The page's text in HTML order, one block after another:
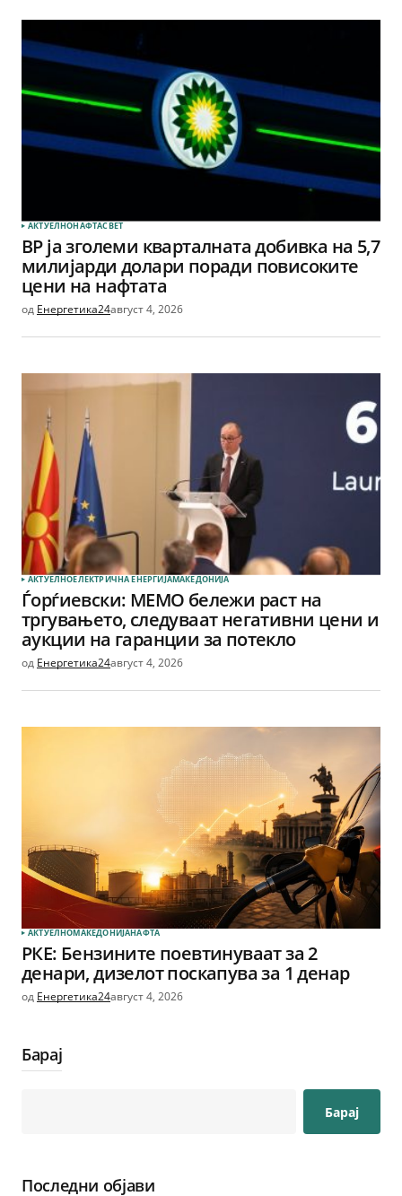
АКТУЕЛНОНАФТАСВЕТ
BP ја зголеми кварталната добивка на 5,7
милијарди долари поради повисоките
цени на нафтата
од Енергетика24август 4, 2026
АКТУЕЛНОЕЛЕКТРИЧНА ЕНЕРГИЈАМАКЕДОНИЈА
Ѓорѓиевски: МЕМО бележи раст на
тргувањето, следуваат негативни цени и
аукции на гаранции за потекло
од Енергетика24август 4, 2026
АКТУЕЛНОМАКЕДОНИЈАНАФТА
РКЕ: Бензините поевтинуваат за 2
денари, дизелот поскапува за 1 денар
од Енергетика24август 4, 2026
Барај
Барај
Последни објави